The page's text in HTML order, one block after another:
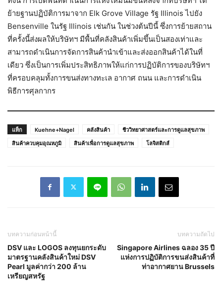
ย้ายฐานปฏิบัติการมาจาก Elk Grove Village รัฐ Illinois ไปยัง
Bensenville ในรัฐ Illinois เช่นกัน ในช่วงต้นปีนี้ ซึ่งการย้ายสถาน
ที่ครั้งนี้ส่งผลให้บริษัทฯ มีพื้นที่คลังสินค้าเพิ่มขึ้นเป็นสองเท่าและ
สามารถดำเนินการจัดการสินค้านำเข้าและส่งออกสินค้าได้ในที่
เดียว ซึ่งเป็นการเพิ่มประสิทธิภาพให้แก่การปฏิบัติการของบริษัทฯ
ที่ครอบคลุมทั้งการขนส่งทางทะเล อากาศ ถนน และการดำเนิน
พิธีการศุลกากร
แท็ก Kuehne+Nagel คลังสินค้า
ชีววิทยาศาสตร์และการดูแลสุขภาพ
สินค้าควบคุมอุณหภูมิ
สินค้าเพื่อการดูแลสุขภาพ โลจิสติกส์
บทความก่อนหน้านี้
DSV และ LOGOS ลงทุนยกระดับ
มาตรฐานคลังสินค้าใหม่ DSV
Pearl มูลค่ากว่า 200 ล้าน
เหรียญสหรัฐ
บทความถัดไป
Singapore Airlines ฉลอง 35 ปี
แห่งการปฏิบัติการขนส่งสินค้าที่
ท่าอากาศยาน Brussels